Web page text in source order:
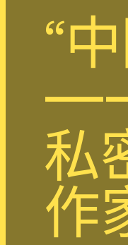
“
——
私
作